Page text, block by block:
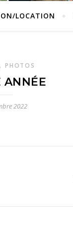
LOCATION
, PHOTOS
ANNÉE
2022